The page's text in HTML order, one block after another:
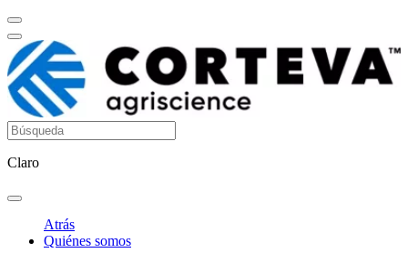
Claro
Atrás
Quiénes somos